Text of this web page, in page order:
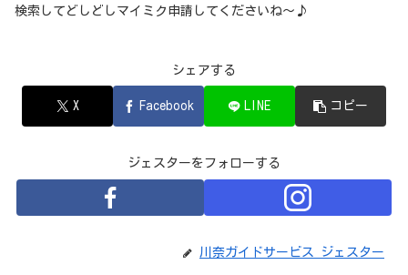
検索してどしどしマイミク申請してくださいね～♪
シェアする
X Facebook LINE コピー
ジェスターをフォローする
川奈ガイドサービス ジェスター